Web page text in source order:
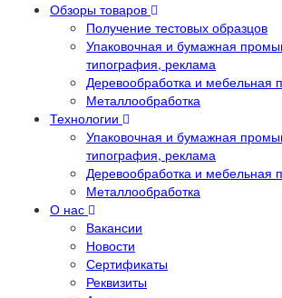
Обзоры товаров
Получение тестовых образцов
Упаковочная и бумажная
типография, реклама
Деревообработка и мебельная
Металлообработка
Технологии
Упаковочная и бумажная
типография, реклама
Деревообработка и мебельная
Металлообработка
О нас
Вакансии
Новости
Сертификаты
Реквизиты